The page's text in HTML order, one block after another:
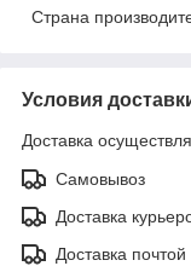
Страна
Условия
Доставка
Самовывоз
Доставка
Доставка почтой